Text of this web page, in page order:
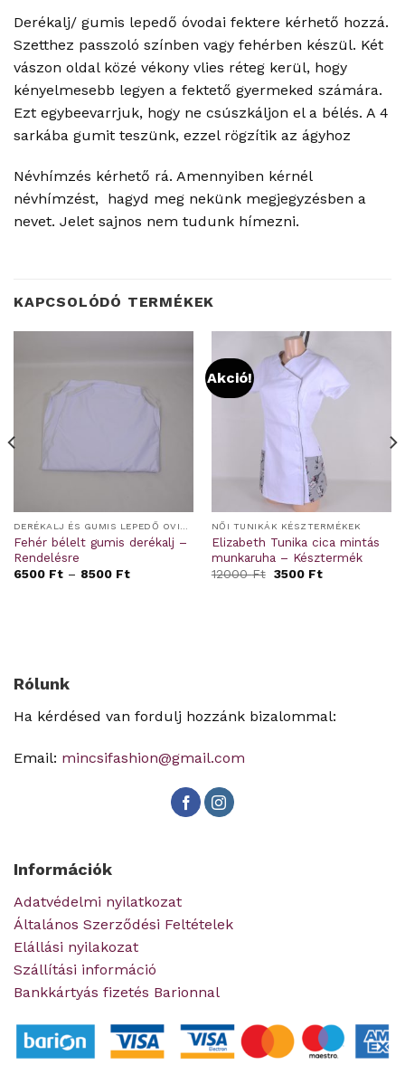
Derékalj/ gumis lepedő óvodai fektere kérhető hozzá.
Szetthez passzoló színben vagy fehérben készül. Két
vászon oldal közé vékony vlies réteg kerül, hogy
kényelmesebb legyen a fektető gyermeked számára.
Ezt egybeevarrjuk, hogy ne csúszkáljon el a bélés. A 4
sarkába gumit teszünk, ezzel rögzítik az ágyhoz
Névhímzés kérhető rá. Amennyiben kérnél
névhímzést, hagyd meg nekünk megjegyzésben a
nevet. Jelet sajnos nem tudunk hímezni.
KAPCSOLÓDÓ TERMÉKEK
Fehér bélelt gumis derékalj –
Rendelésre
6500 Ft– 8500 Ft
Akció!
NŐI TUNIKÁK KÉSZTERMÉKEK
Elizabeth Tunika cica mintás
munkaruha – Késztermék
12000Ft Original
3500 FtCurrent
Rólunk
Ha kérdésed van fordulj hozzánk bizalommal:
Email: mincsifashion@gmail.com
Információk
Adatvédelmi nyilatkozat
Általános Szerződési Feltételek
Elállási nyilakozat
Szállítási információ
Bankkártyás fizetés Barionnal